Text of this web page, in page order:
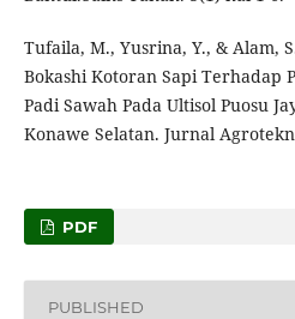
Tufaila, M., Yusrina, Y., & Alam,
Bokashi Kotoran Sapi Terhadap
Padi Sawah Pada Ultisol Puosu
Konawe Selatan. Jurnal
PDF
PUBLISHED